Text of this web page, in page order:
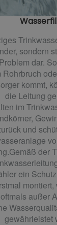
sondern
dar.
Rohrbruch
kommt,
die Leitung
im
und
der
ein
außer
gewährleistet